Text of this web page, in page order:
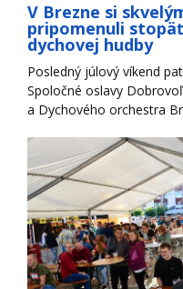
V Brezne si
pripomenuli
dychovej hudby
Posledný júlový víkend
Spoločné oslavy
a Dychového orchestra